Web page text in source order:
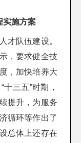
实施方案
才队伍建设。
，要求健全技
，加快培养大
三五”时期，
提升，为服务
循环等作出了
总体上还存在